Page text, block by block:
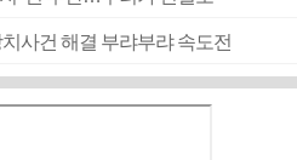
사건 해결 부랴부랴 속도전